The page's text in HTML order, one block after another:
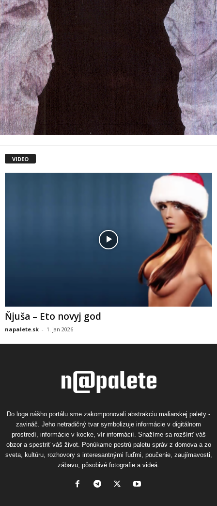
VIDEO
Ňjuša – Eto novyj god
napalete.sk - 1. jan 2026
Do loga nášho portálu sme zakomponovali abstrakciu maliarskej palety -
zavináč. Jeho netradičný tvar symbolizuje informácie v digitálnom
prostredí, informácie v kocke, vír informácií. Snažíme sa rozšíriť váš
obzor a spestriť váš život. Ponúkame pestrú paletu správ z domova a zo
sveta, kultúru, rozhovory s interesantnými ľuďmi, poučenie, zaujímavosti,
zábavu, pôsobivé fotografie a videá.